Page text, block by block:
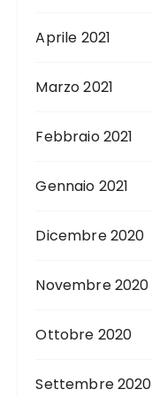
Aprile 2021
Marzo 2021
Febbraio 2021
Gennaio 2021
Dicembre 2020
Novembre 2020
Ottobre 2020
Settembre 2020